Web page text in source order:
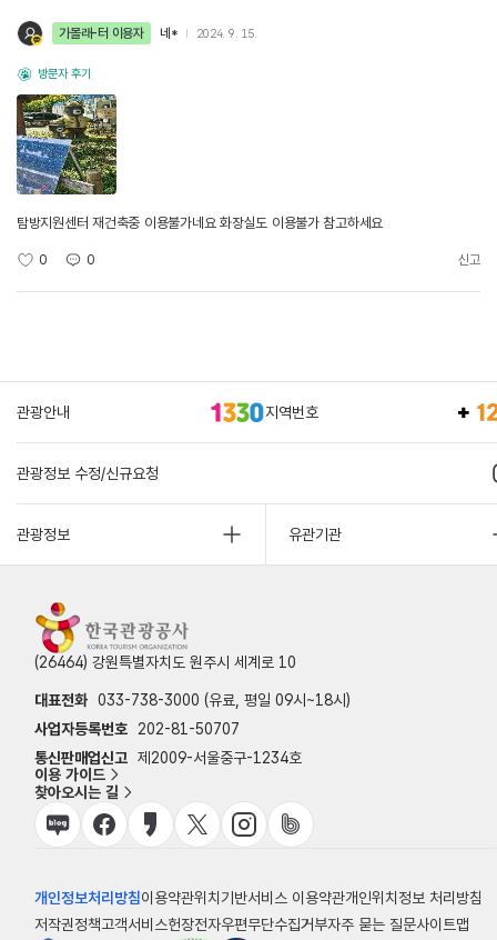
가볼래-터 이용자 네* 2024. 9. 15.
방문자 후기
탐방지원센터 재건축중 이용불가네요 화장실도 이용불가 참고하세요
0 0 신고
관광안내 지역번호
관광정보 수정/신규요청
관광정보 유관기관
(26464) 강원특별자치도 원주시 세계로 10
대표전화 033-738-3000 (유료, 평일 09시~18시)
사업자등록번호
202-81-50707
통신판매업신고 제2009-서울중구-1234호
이용 가이드
찾아오시는 길
개인정보처리방침이용약관위치기반서비스 이용약관개인위치정보 처리방침
저작권정책고객서비스헌장전자우편무단수집거부자주 묻는 질문사이트맵